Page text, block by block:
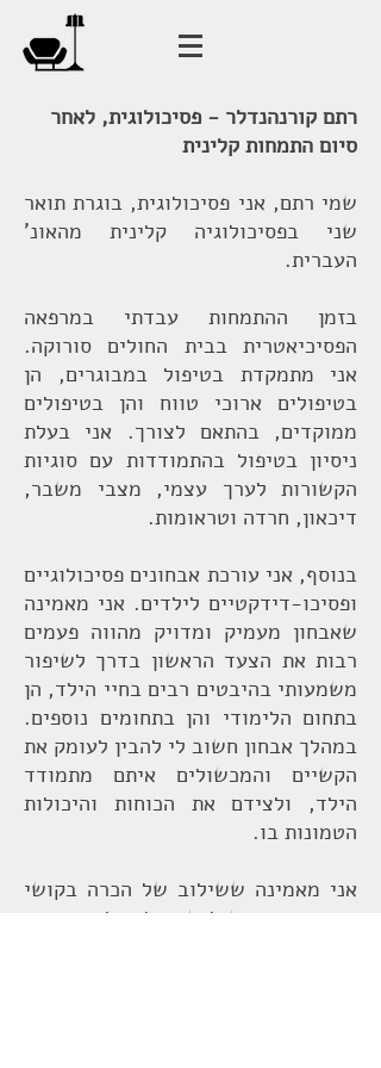
רתם קורנהנדלר - פסיכולוגית, לאחר
סיום התמחות קלינית
שמי רתם, אני פסיכולוגית, בוגרת תואר
שני בפסיכולוגיה קלינית מהאונ'
העברית.
בזמן ההתמחות עבדתי במרפאה
הפסיכיאטרית בבית החולים סורוקה.
אני מתמקדת בטיפול במבוגרים, הן
בטיפולים ארוכי טווח והן בטיפולים
ממוקדים, בהתאם לצורך. אני בעלת
ניסיון בטיפול בהתמודדות עם סוגיות
הקשורות לערך עצמי, מצבי משבר,
דיכאון, חרדה וטראומות.
בנוסף, אני עורכת אבחונים פסיכולוגיים
ופסיכו-דידקטיים לילדים. אני מאמינה
שאבחון מעמיק ומדויק מהווה פעמים
רבות את הצעד הראשון בדרך לשיפור
משמעותי בהיבטים רבים בחיי הילד, הן
בתחום הלימודי והן בתחומים נוספים.
במהלך אבחון חשוב לי להבין לעומק את
הקשיים והמכשולים איתם מתמודד
הילד, ולצידם את הכוחות והיכולות
הטמונות בו.
אני מאמינה ששילוב של הכרה בקושי
והבנה כיצד יש לגשת אליו, לצד עידוד